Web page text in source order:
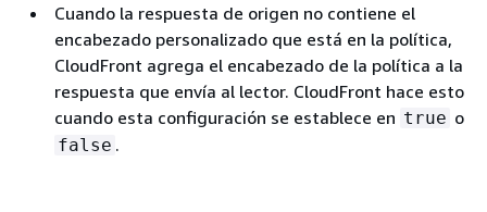
Cuando la respuesta de origen no contiene el
encabezado personalizado que está en la política,
CloudFront agrega el encabezado de la política a la
respuesta que envía al lector. CloudFront hace esto
cuando esta configuración se establece en true o
false .